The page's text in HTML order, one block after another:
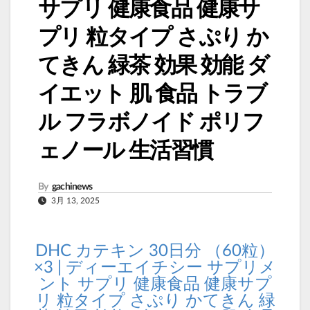
サプリ 健康食品 健康サ
プリ 粒タイプ さぷり か
てきん 緑茶 効果 効能 ダ
イエット 肌 食品 トラブ
ル フラボノイド ポリフ
ェノール 生活習慣
By gachinews
3月 13, 2025
DHC カテキン 30日分 （60粒）
×3 | ディーエイチシー サプリメ
ント サプリ 健康食品 健康サプ
リ 粒タイプ さぷり かてきん 緑